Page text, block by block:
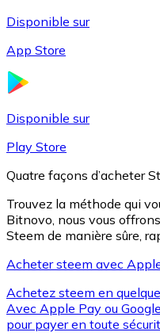
XRP
XRP
Disponible sur
App Store
Disponible sur
Play Store
Quatre façons d’acheter
Trouvez la méthode qui
Bitnovo, nous vous
Steem de manière sûre,
Acheter steem avec
Achetez steem en
Avec Apple Pay ou
pour payer en toute